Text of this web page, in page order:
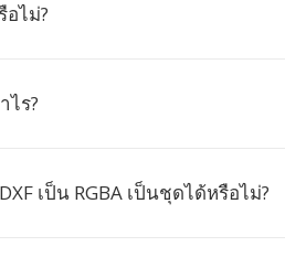
ไม่?
ไร?
เป็น RGBA เป็นชุดได้หรือไม่?